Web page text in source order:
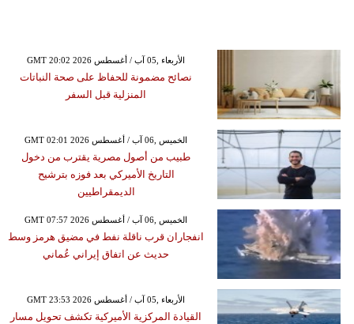
GMT 20:02 2026 الأربعاء ,05 آب / أغسطس
نصائح مضمونة للحفاظ على صحة النباتات
المنزلية قبل السفر
GMT 02:01 2026 الخميس ,06 آب / أغسطس
طبيب من أصول مصرية يقترب من دخول
التاريخ الأميركي بعد فوزه بترشيح
الديمقراطيين
GMT 07:57 2026 الخميس ,06 آب / أغسطس
انفجاران قرب ناقلة نفط في مضيق هرمز وسط
حديث عن اتفاق إيراني عُماني
GMT 23:53 2026 الأربعاء ,05 آب / أغسطس
القيادة المركزية الأميركية تكشف تحويل مسار